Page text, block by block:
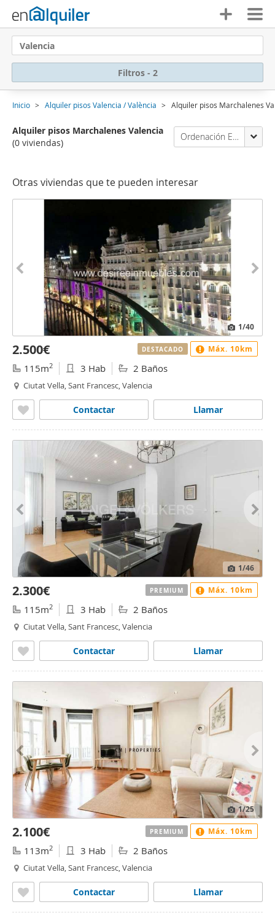
Valencia
Filtros - 2
Inicio Alquiler pisos Valencia / València Alquiler pisos Marchalenes
Alquiler pisos Marchalenes Valencia
(0 viviendas)
Ordenación Enalquiler
Otras viviendas que te pueden interesar
1/40
2.500€
115m2 3 Hab 2 Baños
Ciutat Vella, Sant Francesc, Valencia
Llamar
Contactar
DESTACADO Máx. 10km
1/46
2.300€
115m2 3 Hab 2 Baños
Ciutat Vella, Sant Francesc, Valencia
Llamar
Contactar
PREMIUM Máx. 10km
1/25
2.100€
113m2 3 Hab 2 Baños
Ciutat Vella, Sant Francesc, Valencia
Llamar
Contactar
PREMIUM Máx. 10km